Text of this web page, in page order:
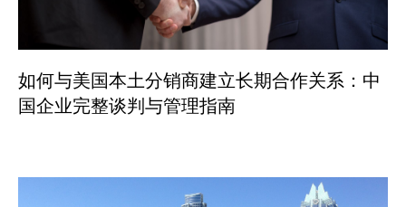
如何与美国本土分销商建立长期合作关系：中
国企业完整谈判与管理指南